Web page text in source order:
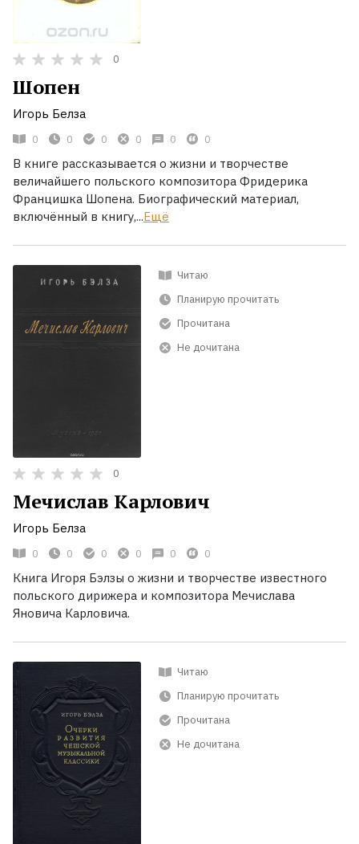
0
Шопен
Игорь Белза
0 0 0 0 0 0
В книге рассказывается о жизни и творчестве
величайшего польского композитора Фридерика
Францишка Шопена. Биографический материал,
включённый в книгу,...Ещё
Читаю
Планирую прочитать
Прочитана
Не дочитана
0
Мечислав Карлович
Игорь Белза
0 0 0 0 0 0
Книга Игоря Бэлзы о жизни и творчестве известного
польского дирижера и композитора Мечислава
Яновича Карловича.
Читаю
Планирую прочитать
Прочитана
Не дочитана